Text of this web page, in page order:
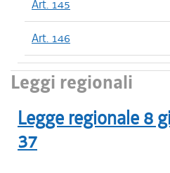
Art. 145
Art. 146
Leggi regionali
Legge regionale 8
37